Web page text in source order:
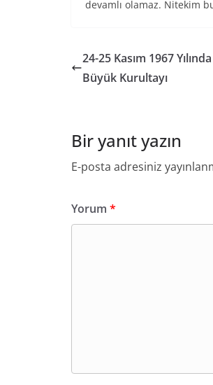
devamlı olamaz. Nitekim
24-25 Kasım 1967
Büyük Kurultayı
Bir yanıt yazın
E-posta adresiniz
Yorum *